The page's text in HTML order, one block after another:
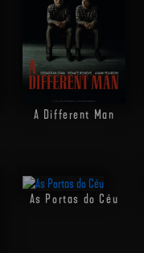
A Different Man
As Portas do Céu